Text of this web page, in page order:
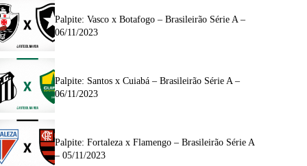
Palpite: Vasco x Botafogo – Brasileirão Série A –
06/11/2023
Palpite: Santos x Cuiabá – Brasileirão Série A –
06/11/2023
Palpite: Fortaleza x Flamengo – Brasileirão Série A
– 05/11/2023